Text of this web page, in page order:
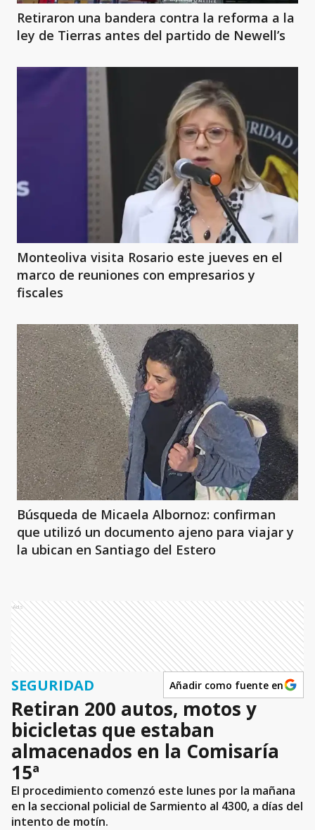
Retiraron una bandera contra la reforma a la
ley de Tierras antes del partido de Newell’s
Monteoliva visita Rosario este jueves en el
marco de reuniones con empresarios y
fiscales
Búsqueda de Micaela Albornoz: confirman
que utilizó un documento ajeno para viajar y
la ubican en Santiago del Estero
Ads
SEGURIDAD Añadir como fuente en
Retiran 200 autos, motos y
bicicletas que estaban
almacenados en la Comisaría
15ª
El procedimiento comenzó este lunes por la mañana
en la seccional policial de Sarmiento al 4300, a días del
intento de motín.